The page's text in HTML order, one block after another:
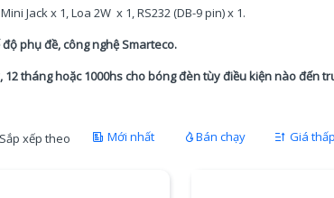
Jack x 1, Loa 2W x 1, RS232 (DB-9 pin) x 1.
phụ đề, công nghệ Smarteco.
12 tháng hoặc 1000hs cho bóng đèn tùy điều kiện nào đến
Sắp xếp theo Mới nhất Bán chạy Giá